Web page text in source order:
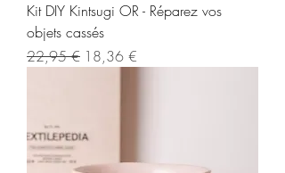
Kit DIY Kintsugi OR - Réparez vos
objets cassés
Prix original
22,95 € Prix promotionnel
18,36 €